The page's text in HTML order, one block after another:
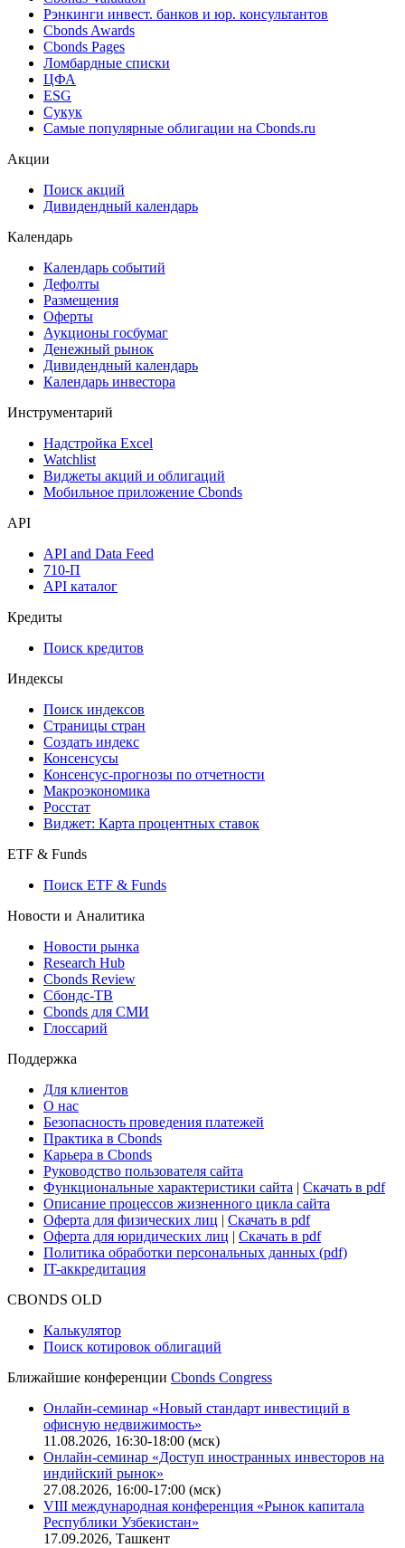
Рэнкинги инвест. банков и юр. консультантов
Cbonds Awards
Cbonds Pages
Ломбардные списки
ЦФА
ESG
Сукук
Самые популярные облигации на Cbonds.ru
Акции
Поиск акций
Дивидендный календарь
Календарь
Календарь событий
Дефолты
Размещения
Оферты
Аукционы госбумаг
Денежный рынок
Дивидендный календарь
Календарь инвестора
Инструментарий
Надстройка Excel
Watchlist
Виджеты акций и облигаций
Мобильное приложение Cbonds
API
API and Data Feed
710-П
API каталог
Кредиты
Поиск кредитов
Индексы
Поиск индексов
Страницы стран
Создать индекс
Консенсусы
Консенсус-прогнозы по отчетности
Макроэкономика
Росстат
Виджет: Карта процентных ставок
ETF & Funds
Поиск ETF & Funds
Новости и Аналитика
Новости рынка
Research Hub
Cbonds Review
Сбондс-ТВ
Cbonds для СМИ
Глоссарий
Поддержка
Для клиентов
О нас
Безопасность проведения платежей
Практика в Cbonds
Карьера в Cbonds
Руководство пользователя сайта
Функциональные характеристики сайта | Скачать в pdf
Описание процессов жизненного цикла сайта
Оферта для физических лиц | Скачать в pdf
Оферта для юридических лиц | Скачать в pdf
Политика обработки персональных данных (pdf)
IT-аккредитация
CBONDS OLD
Калькулятор
Поиск котировок облигаций
Ближайшие конференции Cbonds Congress
Онлайн-семинар «Новый стандарт инвестиций в
офисную недвижимость»
11.08.2026, 16:30-18:00 (мск)
Онлайн-семинар «Доступ иностранных инвесторов на
индийский рынок»
27.08.2026, 16:00-17:00 (мск)
VIII международная конференция «Рынок капитала
Республики Узбекистан»
17.09.2026, Ташкент